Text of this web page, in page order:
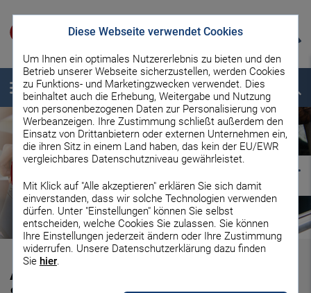
Diese Webseite verwendet Cookies
Um Ihnen ein optimales Nutzererlebnis zu bieten und den
Betrieb unserer Webseite sicherzustellen, werden Cookies
zu Funktions- und Marketingzwecken verwendet. Dies
beinhaltet auch die Erhebung, Weitergabe und Nutzung
von personenbezogenen Daten zur Personalisierung von
Werbeanzeigen. Ihre Zustimmung schließt außerdem den
Einsatz von Drittanbietern oder externen Unternehmen ein,
die ihren Sitz in einem Land haben, das kein der EU/EWR
vergleichbares Datenschutzniveau gewährleistet.
Mit Klick auf "Alle akzeptieren" erklären Sie sich damit
einverstanden, dass wir solche Technologien verwenden
dürfen. Unter "Einstellungen" können Sie selbst
entscheiden, welche Cookies Sie zulassen. Sie können
Ihre Einstellungen jederzeit ändern oder Ihre Zustimmung
widerrufen. Unsere Datenschutzerklärung dazu finden
Sie hier.
Menü Suche
Autokredit Vergleich: So finden